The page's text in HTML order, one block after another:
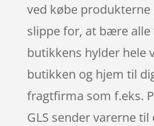
ved købe produkterne
slippe for, at bære alle
butikkens hylder hele
butikken og hjem til
fragtfirma som f.eks.
GLS sender varerne til